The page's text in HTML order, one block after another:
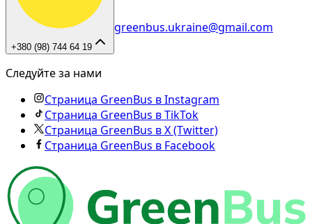
+380 (98) 744 64 19
greenbus.ukraine@gmail.com
Следуйте за нами
Страница GreenBus в Instagram
Страница GreenBus в TikTok
Страница GreenBus в X (Twitter)
Страница GreenBus в Facebook